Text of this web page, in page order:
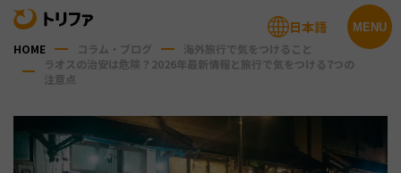
MENU
日本語
HOME コラム・ブログ
海外旅行で気をつけること
ラオスの治安は危険？2026年最新情報と旅行で気をつける7つの
注意点